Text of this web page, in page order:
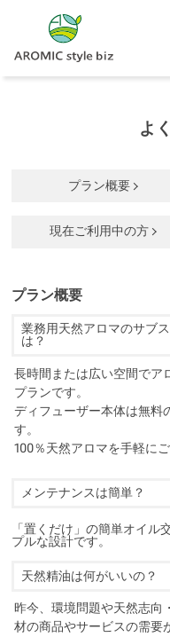
よ
プラン概要
現在ご利用中の方
プラン概要
業務用天然アロマのサブ
は？
長時間または広い空間でア
プランです。
ディフューザー本体は無料
す。
100％天然アロマを手軽に
メンテナンスは簡単？
「置くだけ」の簡単オイル
プルな設計です。
天然精油は何がいいの？
昨今、環境問題や天然志向
材の商品やサービスの需要